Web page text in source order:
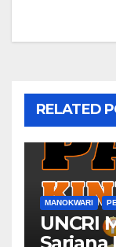
RELATED
MANOKWARI
UNCRI